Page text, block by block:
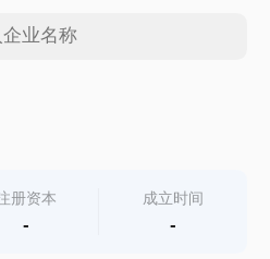
册资本
-
成立时间
-